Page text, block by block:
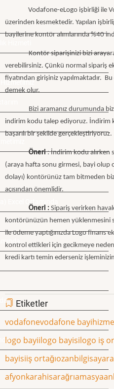
Hizmetimiz
Excel Ortamında
Vodafone-eLogo işbirliği ile
üzerinden kesmektedir. Yapılan
bayilerine kontör alımlarında %40
Kontör siparişinizi bizi arayarak
verebilirsiniz. Çünkü normal sipariş
fiyatından girişiniz yapılmaktadır.
demek olur.
Bizi aramanız durumunda biz
indirim kodu talep ediyoruz. İndirim
başarılı bir şekilde gerçekleştiriyoruz.
Öneri: İndirim kodu alırken
(araya hafta sonu girmesi, bayi olup
dolayı) kontörünüz tam bitmeden
açısından önemlidir.
Öneri : Sipariş verirken
kontörünüzün hemen yüklenmesini
ile ödeme yaptığınızda Logo finans
kontrol ettikleri için gecikmeye
kredi kartı temin ederseniz
Etiketler
vodafonevodafone bayi
logo bayiilogo bayisilogo iş
bayisiiş ortağıozanbilgisayar
afyonkarahisarağrıamasya